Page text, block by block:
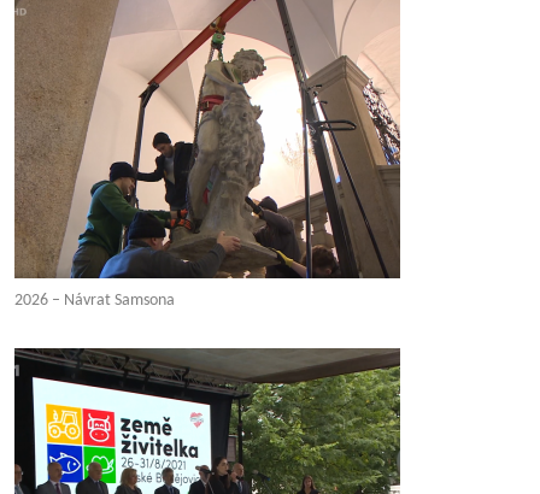
2026 – Návrat Samsona